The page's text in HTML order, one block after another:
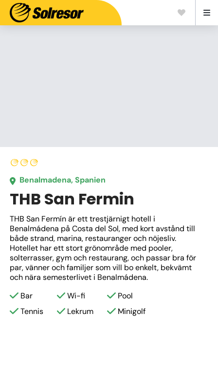
Benalmadena, Spanien
THB San Fermin
THB San Fermín är ett trestjärnigt hotell i
Benalmádena på Costa del Sol, med kort avstånd till
både strand, marina, restauranger och nöjesliv.
Hotellet har ett stort grönområde med pooler,
solterrasser, gym och restaurang, och passar bra för
par, vänner och familjer som vill bo enkelt, bekvämt
och nära semesterlivet i Benalmádena.
Bar
Wi-fi
Pool
Tennis
Lekrum Minigolf